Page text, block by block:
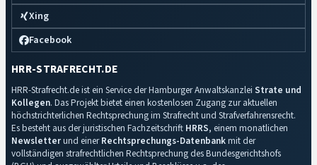
Xing
Facebook
HRR-STRAFRECHT.DE
HRR-Strafrecht.de ist ein Service der Hamburger Anwaltskanzlei Strate und
Kollegen. Das Projekt bietet einen kostenlosen Zugang zur aktuellen
höchstrichterlichen Rechtsprechung im Strafrecht und Strafverfahrensrecht.
Es besteht aus der juristischen Fachzeitschrift HRRS, einem monatlichen
Newsletterund einerRechtsprechungs-Datenbankmit der
vollständigen strafrechtlichen Rechtsprechung des Bundesgerichtshofs